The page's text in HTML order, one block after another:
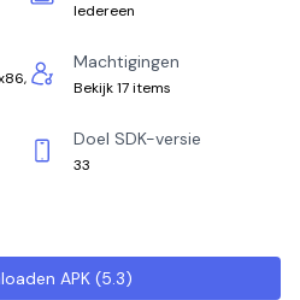
Iedereen
Machtigingen
Bekijk 17 items
Doel SDK-versie
33
APK (5.3)